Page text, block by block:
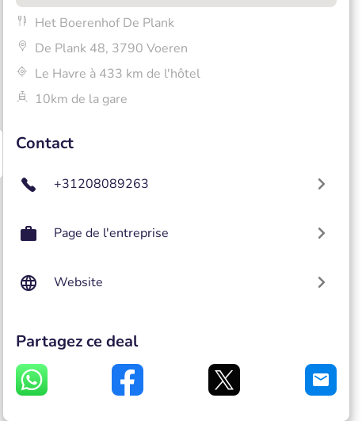
Het Boerenhof De Plank
De Plank 48, 3790 Voeren
Le Havre à 433 km de l'hôtel
10km de la gare
Contact
+31208089263
Page de l'entreprise
Website
Partagez ce deal